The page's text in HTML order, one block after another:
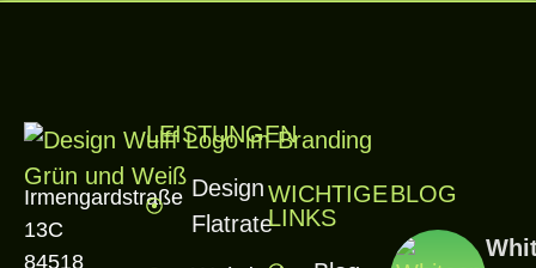
Irmengardstraße
13C
84518
LEISTUNGEN
Design
Flatrate
WICHTIGE
LINKS
BLOG